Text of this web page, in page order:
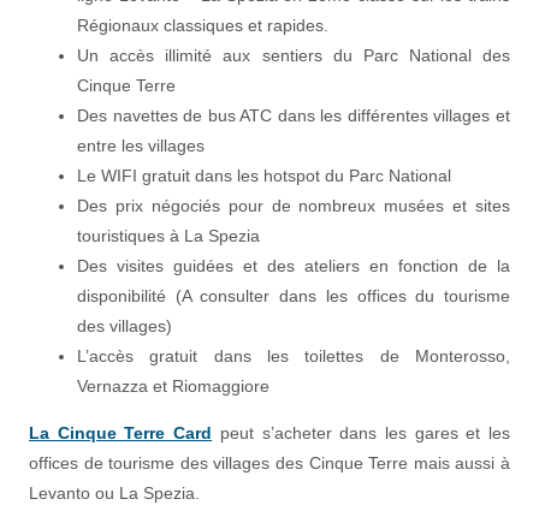
Régionaux classiques et rapides.
Un accès illimité aux sentiers du Parc National des
Cinque Terre
Des navettes de bus ATC dans les différentes villages et
entre les villages
Le WIFI gratuit dans les hotspot du Parc National
Des prix négociés pour de nombreux musées et sites
touristiques à La Spezia
Des visites guidées et des ateliers en fonction de la
disponibilité (A consulter dans les offices du tourisme
des villages)
L’accès gratuit dans les toilettes de Monterosso,
Vernazza et Riomaggiore
La Cinque Terre Card peut s’acheter dans les gares et les
offices de tourisme des villages des Cinque Terre mais aussi à
Levanto ou La Spezia.